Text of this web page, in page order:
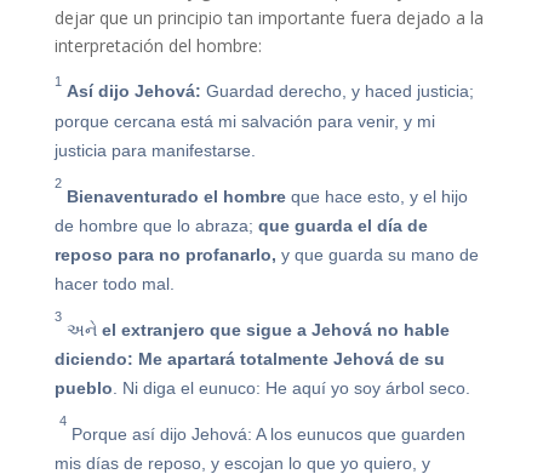
dejar que un principio tan importante fuera dejado a la
interpretación del hombre:
1 Así dijo Jehová: Guardad derecho, y haced justicia;
porque cercana está mi salvación para venir, y mi
justicia para manifestarse.
2
Bienaventurado el hombreque hace esto, y el hijo
de hombre que lo abraza; que guarda el día de
reposo para no profanarlo, y que guarda su mano de
hacer todo mal.
3
અને el extranjero que sigue a Jehová no hable
diciendo: Me apartará totalmente Jehová de su
pueblo . Ni diga el eunuco: He aquí yo soy árbol seco.
4
Porque así dijo Jehová: A los eunucos que guarden
mis días de reposo, y escojan lo que yo quiero, y